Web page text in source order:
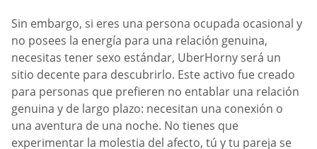
Sin embargo, si eres una persona ocupada ocasional y
no posees la energía para una relación genuina,
necesitas tener sexo estándar, UberHorny será un
sitio decente para descubrirlo. Este activo fue creado
para personas que prefieren no entablar una relación
genuina y de largo plazo: necesitan una conexión o
una aventura de una noche. No tienes que
experimentar la molestia del afecto, tú y tu pareja se